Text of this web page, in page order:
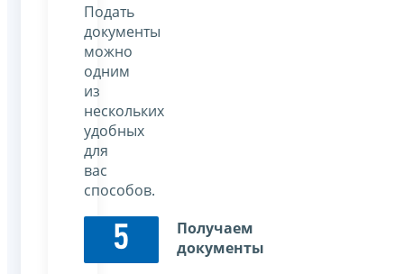
Подать
документы
можно
одним
из
нескольких
удобных
для
вас
способов.
5
Получаем
документы